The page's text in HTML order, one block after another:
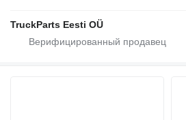
TruckParts Eesti OÜ